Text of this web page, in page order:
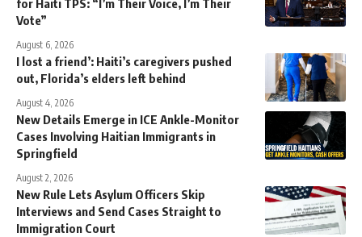
for Haiti TPS: “I’m Their Voice, I’m Their
Vote”
August 6, 2026
I lost a friend’: Haiti’s caregivers pushed
out, Florida’s elders left behind
August 4, 2026
New Details Emerge in ICE Ankle-Monitor
Cases Involving Haitian Immigrants in
Springfield
August 2, 2026
New Rule Lets Asylum Officers Skip
Interviews and Send Cases Straight to
Immigration Court